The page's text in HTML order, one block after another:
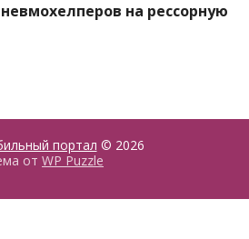
на рессорную
портал © 2026
от WP Puzzle